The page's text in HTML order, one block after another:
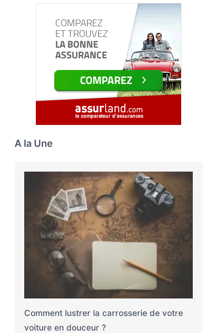
A la Une
Comment lustrer la carrosserie de votre
voiture en douceur ?